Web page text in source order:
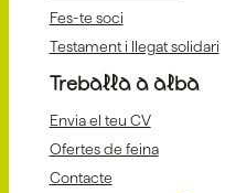
Fes-te soci
Testament i llegat solidari
Treballa a alba
Envia el teu CV
Ofertes de feina
Contacte